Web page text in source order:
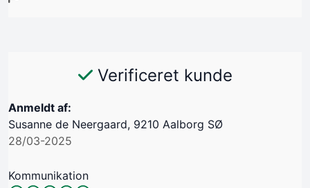
Verificeret kunde
Anmeldt af:
Susanne de Neergaard, 9210 Aalborg SØ
28/03-2025
Kommunikation